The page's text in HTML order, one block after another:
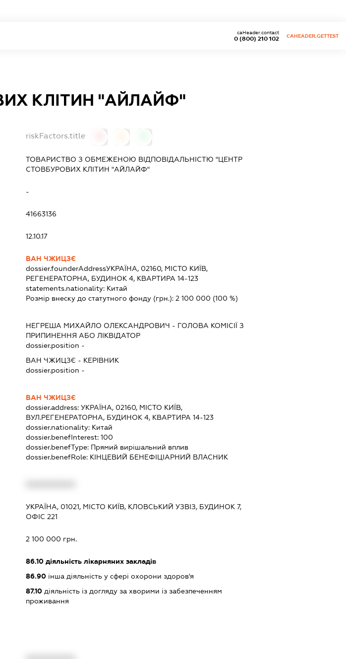
0 (800) 210 102
caHeader.contact
CAHEADER.GETTEST
КЛІТИН "АЙЛАЙФ"
riskFactors.title
ТОВАРИСТВО З ОБМЕЖЕНОЮ ВІДПОВІДАЛЬНІСТЮ "ЦЕНТР
СТОВБУРОВИХ КЛІТИН "АЙЛАЙФ"
-
41663136
12.10.17
ВАН ЧЖИЦЗЄ
dossier.founderAddressУКРАЇНА, 02160, МІСТО КИЇВ,
РЕГЕНЕРАТОРНА, БУДИНОК 4, КВАРТИРА 14-123
statements.nationality: Китай
Розмір внеску до статутного фонду (грн.):2 100 000 (100 %)
НЕГРЕША МИХАЙЛО ОЛЕКСАНДРОВИЧ - ГОЛОВА КОМІСІЇ З
ПРИПИНЕННЯ АБО ЛІКВІДАТОР
dossier.position -
ВАН ЧЖИЦЗЄ - КЕРІВНИК
dossier.position -
ВАН ЧЖИЦЗЄ
dossier.address:УКРАЇНА, 02160, МІСТО КИЇВ,
ВУЛ.РЕГЕНЕРАТОРНА, БУДИНОК 4, КВАРТИРА 14-123
dossier.nationality: Китай
dossier.benefInterest:100
dossier.benefType: Прямий вирішальний вплив
dossier.benefRole: КІНЦЕВИЙ БЕНЕФІЦІАРНИЙ ВЛАСНИК
УКРАЇНА, 01021, МІСТО КИЇВ, КЛОВСЬКИЙ УЗВІЗ, БУДИНОК 7,
ОФІС 221
2 100 000 грн.
86.10 діяльність лікарняних закладів
86.90 інша діяльність у сфері охорони здоров'я
87.10 діяльність із догляду за хворими із забезпеченням
проживання